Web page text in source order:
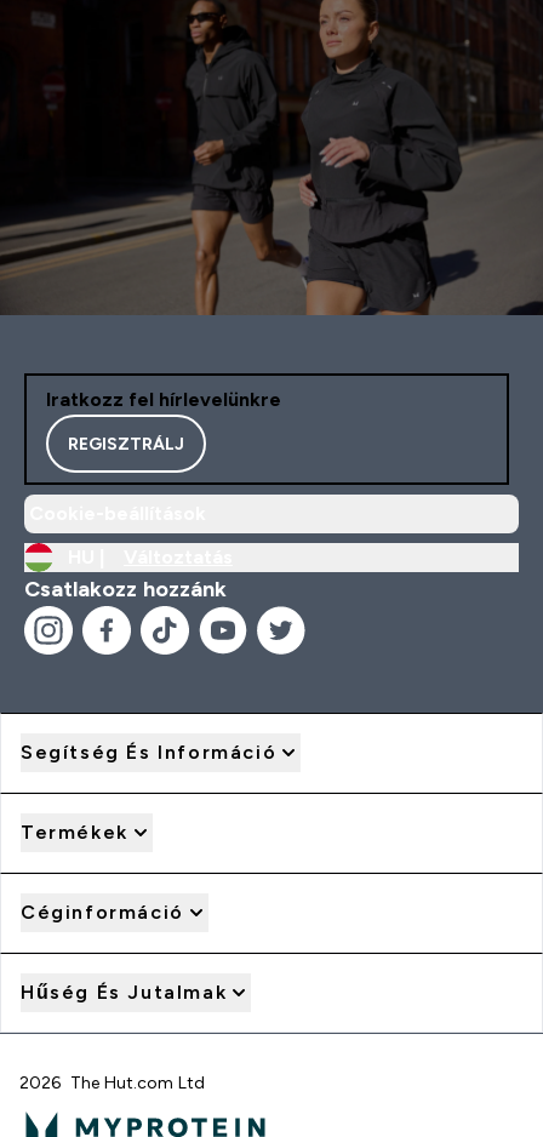
Iratkozz fel hírlevelünkre
REGISZTRÁLJ
Csatlakozz hozzánk
Segítség És Információ
Termékek
Céginformáció
Hűség És Jutalmak
2026 The Hut.com Ltd